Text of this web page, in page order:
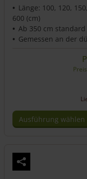
Länge: 100, 120,
600 (cm)
Ab 350 cm
Gemessen an der
Ausführung wählen
weist
mehrere